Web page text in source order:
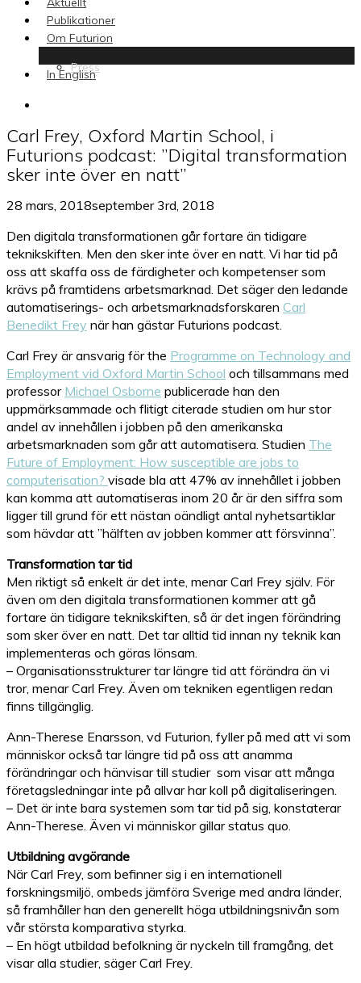
Publikationer
Om Futurion
Press
In English
Carl Frey, Oxford Martin School, i
Futurions podcast: ”Digital transformation
sker inte över en natt”
28 mars, 2018september 3rd, 2018
Den digitala transformationen går fortare än tidigare
teknikskiften. Men den sker inte över en natt. Vi har tid på
oss att skaffa oss de färdigheter och kompetenser som
krävs på framtidens arbetsmarknad. Det säger den ledande
automatiserings- och arbetsmarknadsforskaren Carl
Benedikt Frey när han gästar Futurions podcast.
Carl Frey är ansvarig för the Programme on Technology and
Employment vid Oxford Martin School och tillsammans med
professor Michael Osborne publicerade han den
uppmärksammade och flitigt citerade studien om hur stor
andel av innehållen i jobben på den amerikanska
arbetsmarknaden som går att automatisera. Studien The
Future of Employment: How susceptible are jobs to
computerisation? visade bla att 47% av innehållet i jobben
kan komma att automatiseras inom 20 år är den siffra som
ligger till grund för ett nästan oändligt antal nyhetsartiklar
som hävdar att ”hälften av jobben kommer att försvinna”.
Transformation tar tid
Men riktigt så enkelt är det inte, menar Carl Frey själv. För
även om den digitala transformationen kommer att gå
fortare än tidigare teknikskiften, så är det ingen förändring
som sker över en natt. Det tar alltid tid innan ny teknik kan
implementeras och göras lönsam.
– Organisationsstrukturer tar längre tid att förändra än vi
tror, menar Carl Frey. Även om tekniken egentligen redan
finns tillgänglig.
Ann-Therese Enarsson, vd Futurion, fyller på med att vi som
människor också tar längre tid på oss att anamma
förändringar och hänvisar till studier som visar att många
företagsledningar inte på allvar har koll på digitaliseringen.
– Det är inte bara systemen som tar tid på sig, konstaterar
Ann-Therese. Även vi människor gillar status quo.
Utbildning avgörande
När Carl Frey, som befinner sig i en internationell
forskningsmiljö, ombeds jämföra Sverige med andra länder,
så framhåller han den generellt höga utbildningsnivån som
vår största komparativa styrka.
– En högt utbildad befolkning är nyckeln till framgång, det
visar alla studier, säger Carl Frey.